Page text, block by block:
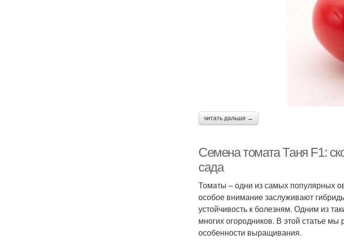
читать дальше →
Семена томата Таня F1:
сада
Томаты – одни из самых популярных
особое внимание заслуживают
устойчивость к болезням. Одним из
многих огородников. В этой статье
особенности выращивания.